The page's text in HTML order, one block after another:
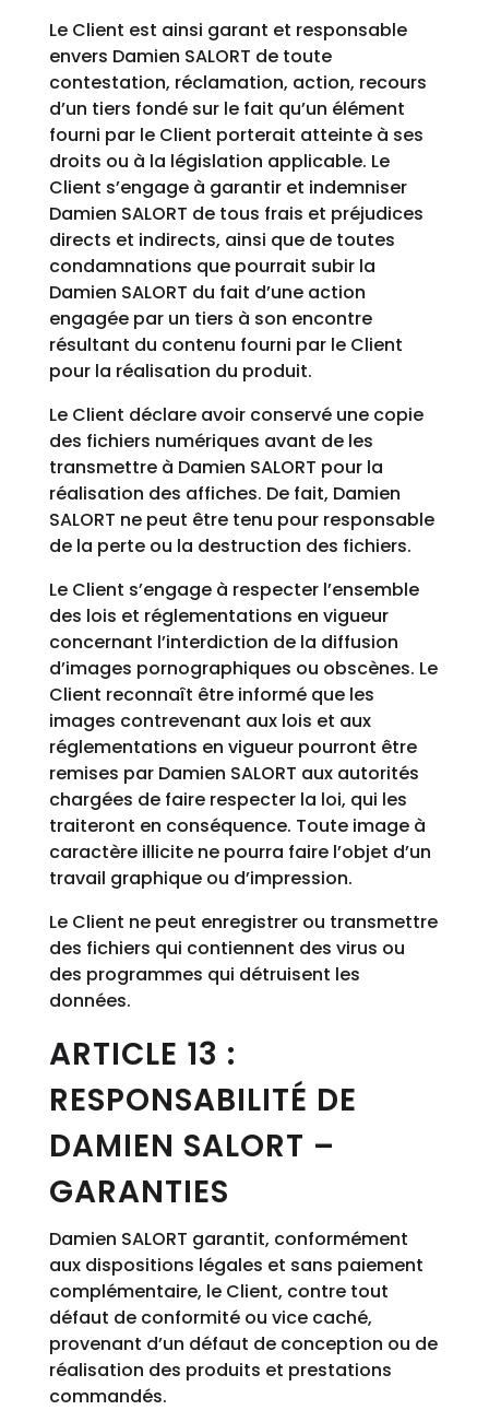
Le Client est ainsi garant et responsable
envers Damien SALORT de toute
contestation, réclamation, action, recours
d’un tiers fondé sur le fait qu’un élément
fourni par le Client porterait atteinte à ses
droits ou à la législation applicable. Le
Client s’engage à garantir et indemniser
Damien SALORT de tous frais et préjudices
directs et indirects, ainsi que de toutes
condamnations que pourrait subir la
Damien SALORT du fait d’une action
engagée par un tiers à son encontre
résultant du contenu fourni par le Client
pour la réalisation du produit.
Le Client déclare avoir conservé une copie
des fichiers numériques avant de les
transmettre à Damien SALORT pour la
réalisation des affiches. De fait, Damien
SALORT ne peut être tenu pour responsable
de la perte ou la destruction des fichiers.
Le Client s’engage à respecter l’ensemble
des lois et réglementations en vigueur
concernant l’interdiction de la diffusion
d’images pornographiques ou obscènes. Le
Client reconnaît être informé que les
images contrevenant aux lois et aux
réglementations en vigueur pourront être
remises par Damien SALORT aux autorités
chargées de faire respecter la loi, qui les
traiteront en conséquence. Toute image à
caractère illicite ne pourra faire l’objet d’un
travail graphique ou d’impression.
Le Client ne peut enregistrer ou transmettre
des fichiers qui contiennent des virus ou
des programmes qui détruisent les
données.
ARTICLE 13 :
RESPONSABILITÉ DE
DAMIEN SALORT –
GARANTIES
Damien SALORT garantit, conformément
aux dispositions légales et sans paiement
complémentaire, le Client, contre tout
défaut de conformité ou vice caché,
provenant d’un défaut de conception ou de
réalisation des produits et prestations
commandés.